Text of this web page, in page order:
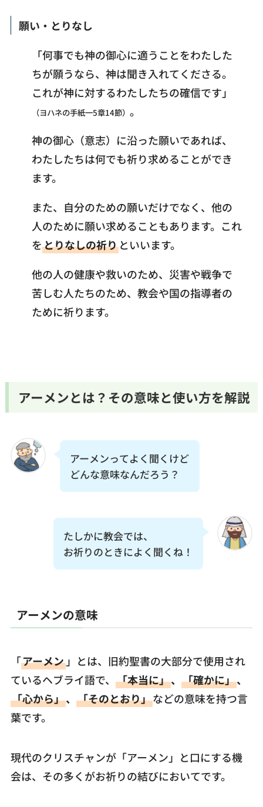
願い・とりなし
「何事でも神の御心に適うことをわたした
ちが願うなら、神は聞き入れてくださる。
これが神に対するわたしたちの確信です」
（ヨハネの手紙一5章14節） 。
神の御心（意志）に沿った願いであれば、
わたしたちは何でも祈り求めることができ
ます。
また、自分のための願いだけでなく、他の
人のために願い求めることもあります。これ
をとりなしの祈りといいます。
他の人の健康や救いのため、災害や戦争で
苦しむ人たちのため、教会や国の指導者の
ために祈ります。
アーメンとは？その意味と使い方を解説
アーメンってよく聞くけど
どんな意味なんだろう？
たしかに教会では、
お祈りのときによく聞くね！
アーメンの意味
「アーメン」とは、旧約聖書の大部分で使用され
ているヘブライ語で、 「本当に」、 「確かに」、
「心から」、 「そのとおり」などの意味を持つ言
葉です。
現代のクリスチャンが「アーメン」と口にする機
会は、その多くがお祈りの結びにおいてです。